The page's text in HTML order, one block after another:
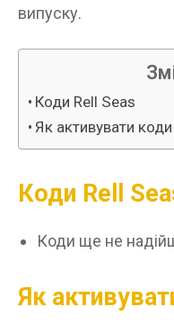
випуску.
Коди Rell Seas
Як активувати коди
Коди Rell
Коди ще не
Як